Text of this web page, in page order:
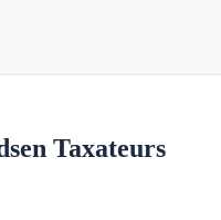
Taxateurs